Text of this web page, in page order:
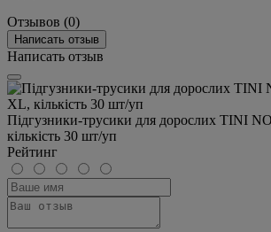
Отзывов (0)
Написать отзыв
Написать отзыв
Підгузники-трусики для дорослих TINI
кількість 30 шт/уп
Рейтинг